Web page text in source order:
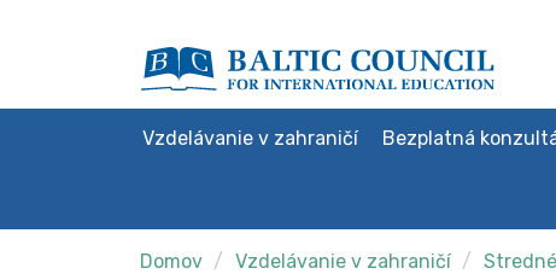
Vzdelávanie v zahraničí Bezplatná
Domov Vzdelávanie v zahraničí